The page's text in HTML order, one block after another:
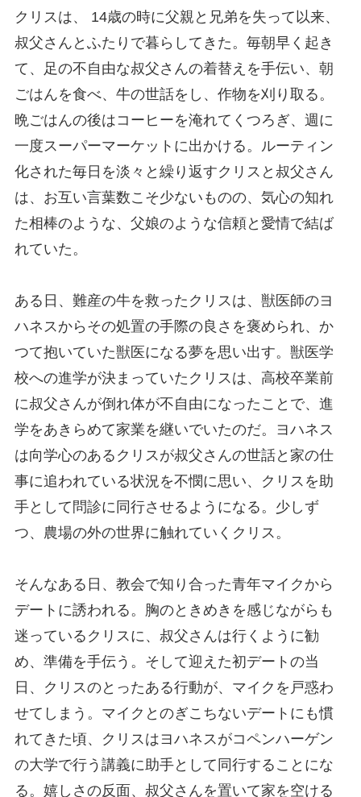
クリスは、 14歳の時に父親と兄弟を失って以来、
叔父さんとふたりで暮らしてきた。毎朝早く起き
て、足の不自由な叔父さんの着替えを手伝い、朝
ごはんを食べ、牛の世話をし、作物を刈り取る。
晩ごはんの後はコーヒーを淹れてくつろぎ、週に
一度スーパーマーケットに出かける。ルーティン
化された毎日を淡々と繰り返すクリスと叔父さん
は、お互い言葉数こそ少ないものの、気心の知れ
た相棒のような、父娘のような信頼と愛情で結ば
れていた。
ある日、難産の牛を救ったクリスは、獣医師のヨ
ハネスからその処置の手際の良さを褒められ、か
つて抱いていた獣医になる夢を思い出す。獣医学
校への進学が決まっていたクリスは、高校卒業前
に叔父さんが倒れ体が不自由になったことで、進
学をあきらめて家業を継いでいたのだ。ヨハネス
は向学心のあるクリスが叔父さんの世話と家の仕
事に追われている状況を不憫に思い、クリスを助
手として問診に同行させるようになる。少しず
つ、農場の外の世界に触れていくクリス。
そんなある日、教会で知り合った青年マイクから
デートに誘われる。胸のときめきを感じながらも
迷っているクリスに、叔父さんは行くように勧
め、準備を手伝う。そして迎えた初デートの当
日、クリスのとったある行動が、マイクを戸惑わ
せてしまう。マイクとのぎこちないデートにも慣
れてきた頃、クリスはヨハネスがコペンハーゲン
の大学で行う講義に助手として同行することにな
る。嬉しさの反面、叔父さんを置いて家を空ける